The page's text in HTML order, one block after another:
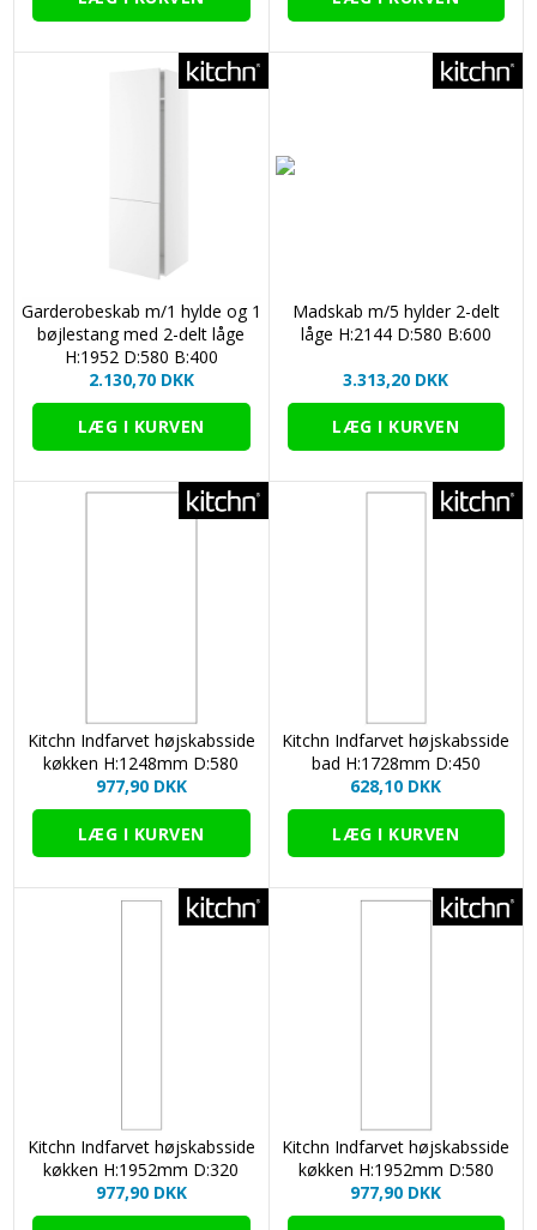
Garderobeskab m/1 hylde og 1
bøjlestang med 2-delt låge
H:1952 D:580 B:400
2.130,70 DKK
Madskab m/5 hylder 2-delt
låge H:2144 D:580 B:600
3.313,20 DKK
Kitchn Indfarvet højskabsside
køkken H:1248mm D:580
977,90 DKK
Kitchn Indfarvet højskabsside
bad H:1728mm D:450
628,10 DKK
Kitchn Indfarvet højskabsside
køkken H:1952mm D:320
977,90 DKK
Kitchn Indfarvet højskabsside
køkken H:1952mm D:580
977,90 DKK